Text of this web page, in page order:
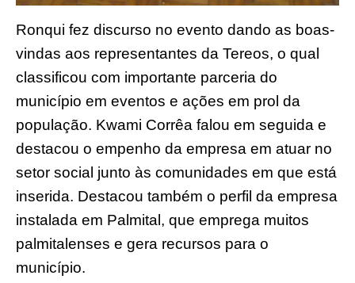
Ronqui fez discurso no evento dando as boas-
vindas aos representantes da Tereos, o qual
classificou com importante parceria do
município em eventos e ações em prol da
população. Kwami Corrêa falou em seguida e
destacou o empenho da empresa em atuar no
setor social junto às comunidades em que está
inserida. Destacou também o perfil da empresa
instalada em Palmital, que emprega muitos
palmitalenses e gera recursos para o
município.